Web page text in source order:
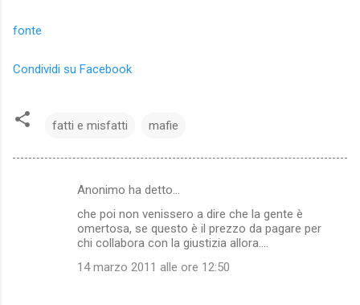
fonte
Condividi su Facebook
fatti e misfatti mafie
Anonimo ha detto…
che poi non venissero a dire che la gente è
omertosa, se questo è il prezzo da pagare per
chi collabora con la giustizia allora....
14 marzo 2011 alle ore 12:50